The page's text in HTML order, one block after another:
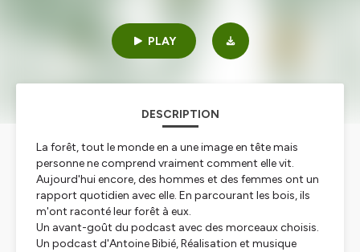
PLAY
DESCRIPTION
La forêt, tout le monde en a une image en tête mais
personne ne comprend vraiment comment elle vit.
Aujourd'hui encore, des hommes et des femmes ont un
rapport quotidien avec elle. En parcourant les bois, ils
m'ont raconté leur forêt à eux.
Un avant-goût du podcast avec des morceaux choisis.
Un podcast d'Antoine Bibié, Réalisation et musique